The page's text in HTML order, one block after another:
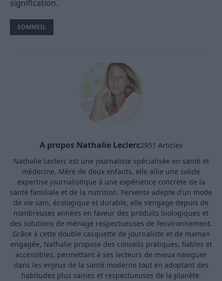
signification.
SOMMEIL
A propos Nathalie Leclerc2951 Articles
Nathalie Leclerc est une journaliste spécialisée en santé et
médecine. Mère de deux enfants, elle allie une solide
expertise journalistique à une expérience concrète de la
santé familiale et de la nutrition. Fervente adepte d’un mode
de vie sain, écologique et durable, elle s’engage depuis de
nombreuses années en faveur des produits biologiques et
des solutions de ménage respectueuses de l’environnement.
Grâce à cette double casquette de journaliste et de maman
engagée, Nathalie propose des conseils pratiques, fiables et
accessibles, permettant à ses lecteurs de mieux naviguer
dans les enjeux de la santé moderne tout en adoptant des
habitudes plus saines et respectueuses de la planète.